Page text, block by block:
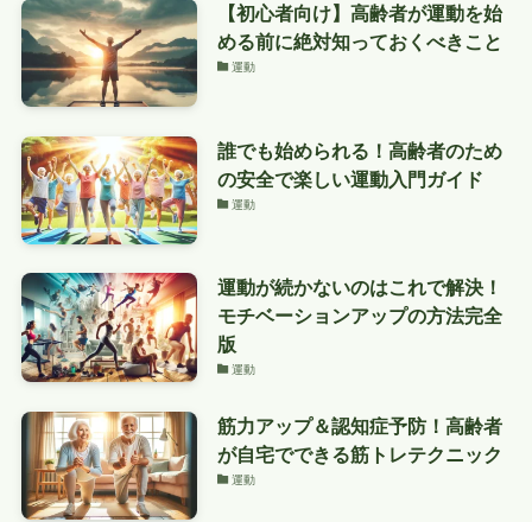
【初心者向け】高齢者が運動を始
める前に絶対知っておくべきこと
運動
誰でも始められる！高齢者のため
の安全で楽しい運動入門ガイド
運動
運動が続かないのはこれで解決！
モチベーションアップの方法完全
版
運動
筋力アップ＆認知症予防！高齢者
が自宅でできる筋トレテクニック
運動